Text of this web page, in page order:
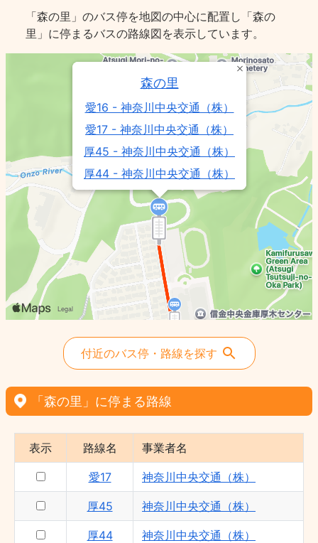
「森の里」のバス停を地図の中心に配置し「森の
里」に停まるバスの路線図を表示しています。
森の里
愛16 - 神奈川中央交通（株）
愛17 - 神奈川中央交通（株）
厚45 - 神奈川中央交通（株）
厚44 - 神奈川中央交通（株）
厚43 - 神奈川中央交通（株）
愛15 - 神奈川中央交通（株）
付近のバス停・路線を探す
「森の里」に停まる路線
表示 路線名 事業者名
愛17 神奈川中央交通（株）
厚45 神奈川中央交通（株）
厚44 神奈川中央交通（株）